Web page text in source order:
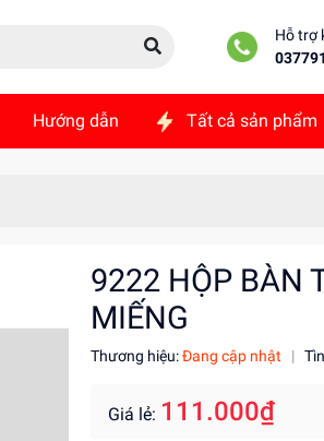
Hỗ trợ
Hướng dẫn Tất cả sản phẩm
9222 HỘP BÀN
MIẾNG
Thương hiệu:Đang cập nhật |
Giá lẻ: 111.000₫